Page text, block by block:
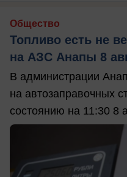
Общество
Топливо есть не
на АЗС Анапы 8
В администрации
на автозаправочных
состоянию на 11:30 8